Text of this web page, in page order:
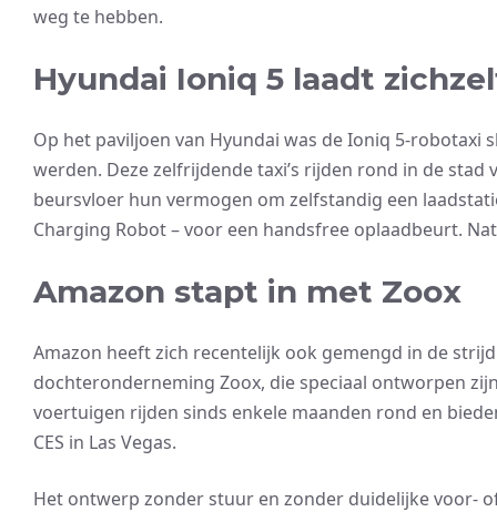
weg te hebben.
Hyundai Ioniq 5 laadt
Op het paviljoen van Hyundai was de Ioniq 5-robotaxi
werden. Deze zelfrijdende taxi’s rijden rond in de
beursvloer hun vermogen om zelfstandig een
Charging Robot – voor een handsfree oplaadbeurt.
Amazon stapt in met Zoox
Amazon heeft zich recentelijk ook gemengd in de
dochteronderneming Zoox, die speciaal ontworpen
voertuigen rijden sinds enkele maanden rond en
CES in Las Vegas.
Het ontwerp zonder stuur en zonder duidelijke voor-